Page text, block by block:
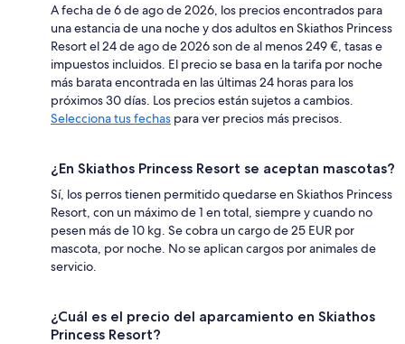
A fecha de 6 de ago de 2026, los precios encontrados para
una estancia de una noche y dos adultos en Skiathos Princess
Resort el 24 de ago de 2026 son de al menos 249 €, tasas e
impuestos incluidos. El precio se basa en la tarifa por noche
más barata encontrada en las últimas 24 horas para los
próximos 30 días. Los precios están sujetos a cambios.
Selecciona tus fechas para ver precios más precisos.
¿En Skiathos Princess Resort se aceptan mascotas?
Sí, los perros tienen permitido quedarse en Skiathos Princess
Resort, con un máximo de 1 en total, siempre y cuando no
pesen más de 10 kg. Se cobra un cargo de 25 EUR por
mascota, por noche. No se aplican cargos por animales de
servicio.
¿Cuál es el precio del aparcamiento en Skiathos
Princess Resort?